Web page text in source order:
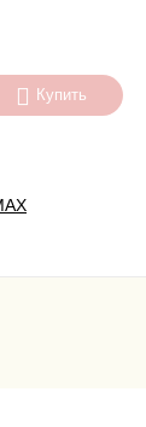
Купить